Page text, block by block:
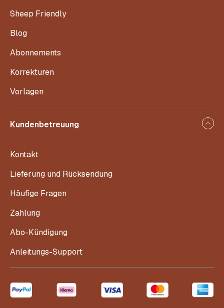
Sheep Friendly
Blog
Abonnements
Korrekturen
Vorlagen
Kundenbetreuung
Kontakt
Lieferung und Rücksendung
Häufige Fragen
Zahlung
Abo-Kündigung
Anleitungs-Support